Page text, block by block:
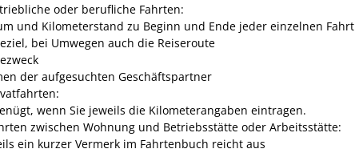
oder berufliche Fahrten:
und Kilometerstand zu Beginn und Ende jeder einzelnen Fahrt
bei Umwegen auch die Reiseroute
der aufgesuchten Geschäftspartner
wenn Sie jeweils die Kilometerangaben eintragen.
zwischen Wohnung und Betriebsstätte oder Arbeitsstätte:
ein kurzer Vermerk im Fahrtenbuch reicht aus